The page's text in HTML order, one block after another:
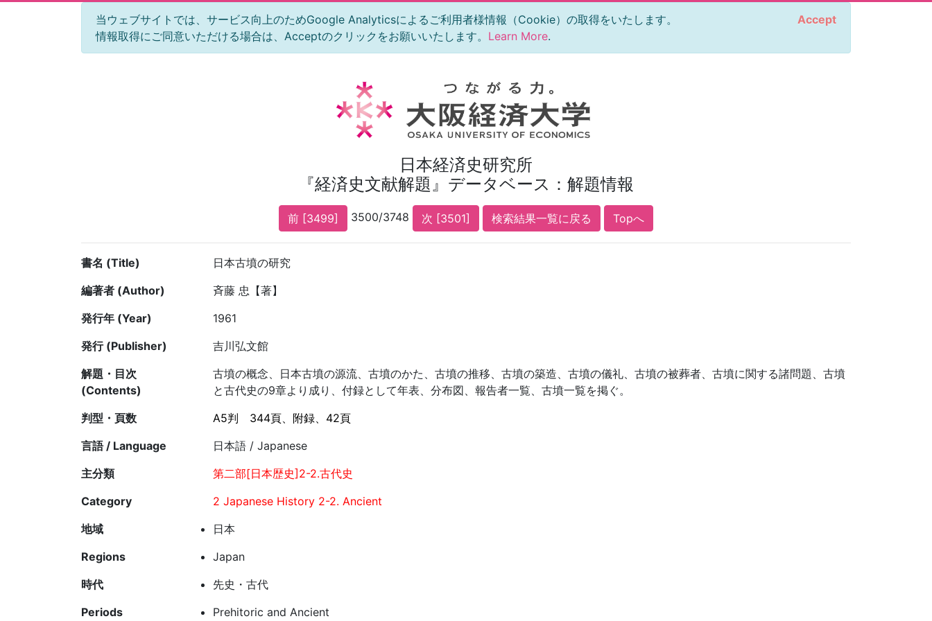
当ウェブサイトでは、サービス向上のためGoogle Analyticsによるご利用者様情報（Cookie）の取得をいたします。
情報取得にご同意いただける場合は、Acceptのクリックをお願いいたします。 Learn More.
Accept
日本経済史研究所
『経済史文献解題』データベース：解題情報
前 [3499] 3500/3748 次 [3501] 検索結果一覧に戻る Topへ
書名 (Title)
日本古墳の研究
編著者 (Author)
斉藤 忠【著】
発行年 (Year)
1961
発行 (Publisher)
吉川弘文館
解題・目次
(Contents)
古墳の概念、日本古墳の源流、古墳のかた、古墳の推移、古墳の築造、古墳の儀礼、古墳の被葬者、古墳に関する諸問題、古墳
と古代史の9章より成り、付録として年表、分布図、報告者一覧、古墳一覧を掲ぐ。
判型・頁数
A5判
344頁、附録、42頁
言語 / Language
日本語 / Japanese
主分類
第二部[日本歴史]2-2.古代史
Category
2 Japanese History 2-2. Ancient
地域
日本
Regions
Japan
時代
先史・古代
Periods
Prehitoric and Ancient